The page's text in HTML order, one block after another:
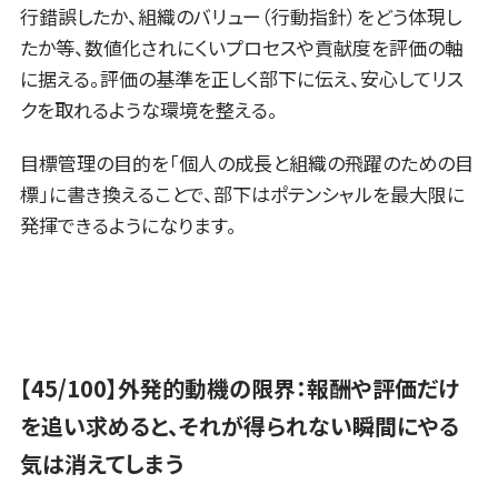
行錯誤したか、組織のバリュー（行動指針）をどう体現し
たか等、数値化されにくいプロセスや貢献度を評価の軸
に据える。評価の基準を正しく部下に伝え、安心してリス
クを取れるような環境を整える。
目標管理の目的を「個人の成長と組織の飛躍のための目
標」に書き換えることで、部下はポテンシャルを最大限に
発揮できるようになります。
【45/100】外発的動機の限界：報酬や評価だけ
を追い求めると、それが得られない瞬間にやる
気は消えてしまう